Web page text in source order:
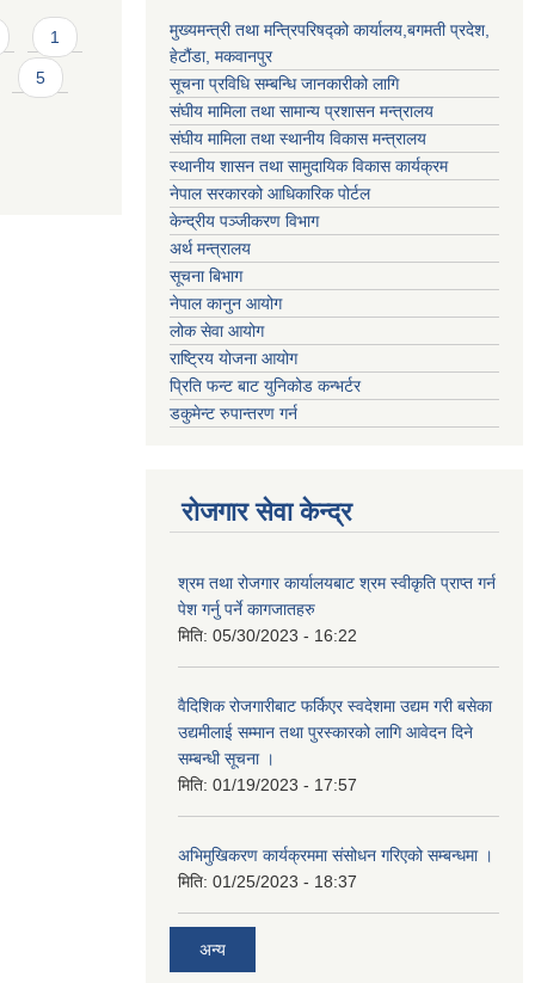
1
5
मुख्यमन्त्री तथा मन्त्रिपरिषद्को कार्यालय,बगमती प्रदेश,
हेटौंडा, मकवानपुर
सूचना प्रविधि सम्बन्धि जानकारीको लागि
संघीय मामिला तथा सामान्य प्रशासन मन्त्रालय
संघीय मामिला तथा स्थानीय विकास मन्त्रालय
स्थानीय शासन तथा सामुदायिक विकास कार्यक्रम
नेपाल सरकारको आधिकारिक पोर्टल
केन्द्रीय पञ्जीकरण विभाग
अर्थ मन्त्रालय
सूचना बिभाग
नेपाल कानुन आयोग
लोक सेवा आयोग
राष्ट्रिय योजना आयोग
प्रिति फन्ट बाट युनिकोड कन्भर्टर
डकुमेन्ट रुपान्तरण गर्न
रोजगार सेवा केन्द्र
श्रम तथा रोजगार कार्यालयबाट श्रम स्वीकृति प्राप्त गर्न
पेश गर्नु पर्ने कागजातहरु
मिति: 05/30/2023 - 16:22
वैदिशिक रोजगारीबाट फर्किएर स्वदेशमा उद्यम गरी बसेका
उद्यमीलाई सम्मान तथा पुरस्कारको लागि आवेदन दिने
सम्बन्धी सूचना ।
मिति: 01/19/2023 - 17:57
अभिमुखिकरण कार्यक्रममा संसोधन गरिएको सम्बन्धमा ।
मिति: 01/25/2023 - 18:37
अन्य